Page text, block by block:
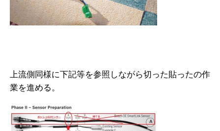
上流側同様に下記等を参照しながら切った貼ったの作
業を進める。